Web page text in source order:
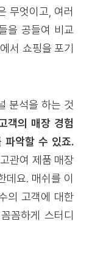
무엇이고, 여러
을 공들여 비교
서 쇼핑을 포기
분석을 하는 것
객의 매장 경험
파악할 수 있죠.
관여 제품 매장
데요. 매쉬를 이
의 고객에 대한
꼼하게 스터디